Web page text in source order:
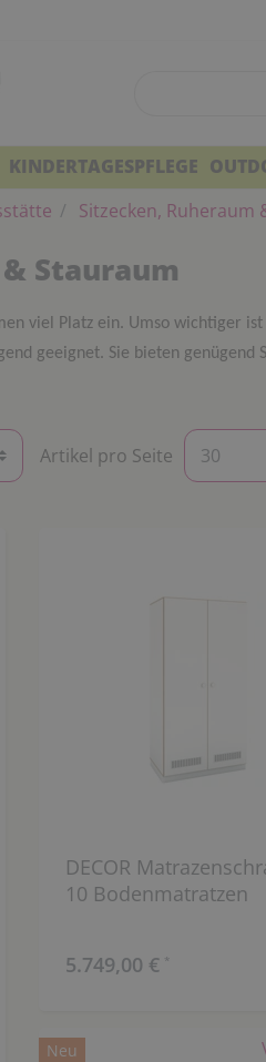
KINDERTAGESPFLEGE
Sitzecken, Ruheraum
Stauraum
viel Platz ein. Umso wichtiger
geeignet. Sie bieten genügend
Artikel pro Seite
DECOR
10 Bodenmatratzen
5.749,00 € *
Neu